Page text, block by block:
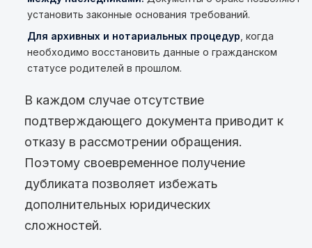
установить законные основания требований.
Для архивных и нотариальных процедур , когда
необходимо восстановить данные о гражданском
статусе родителей в прошлом.
В каждом случае отсутствие
подтверждающего документа приводит к
отказу в рассмотрении обращения.
Поэтому своевременное получение
дубликата позволяет избежать
дополнительных юридических
сложностей.